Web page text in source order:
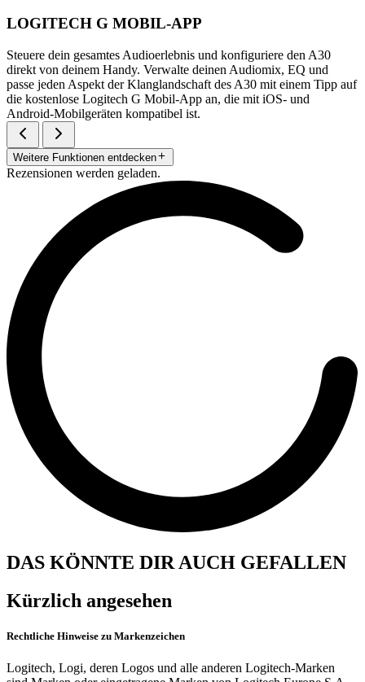
LOGITECH G MOBIL-APP
Steuere dein gesamtes Audioerlebnis und konfiguriere den A30
direkt von deinem Handy. Verwalte deinen Audiomix, EQ und
passe jeden Aspekt der Klanglandschaft des A30 mit einem Tipp auf
die kostenlose Logitech G Mobil-App an, die mit iOS- und
Android-Mobilgeräten kompatibel ist.
Weitere Funktionen entdecken
Rezensionen werden geladen.
DAS KÖNNTE DIR AUCH GEFALLEN
Kürzlich angesehen
Rechtliche Hinweise zu Markenzeichen
Logitech, Logi, deren Logos und alle anderen Logitech-Marken